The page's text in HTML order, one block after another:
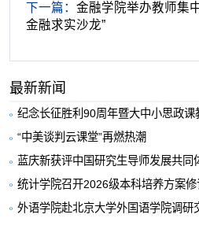
下一篇： 金融学院举办教师集
金融求实沙龙”
最新新闻
纪念长征胜利90周年暨大中小思政课
“中美谈判云课堂”再燃热潮
蓝庆新获评中国研究生导师发展共同
统计学院召开2026级本科培养方案
外语学院赴北京大学外国语学院调研